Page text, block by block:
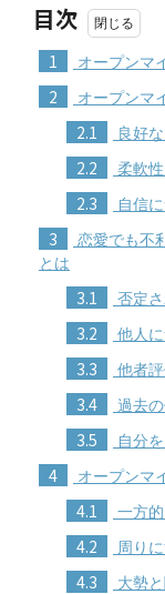
目次
1 オープンマ
2 オープンマ
2.1 良好
2.2 柔軟
2.3 自信
3
恋愛でも不
とは
3.1 否定
3.2 他人
3.3 他者
3.4 過去
3.5 自分
4 オープンマ
4.1 一方
4.2 周り
4.3 大勢